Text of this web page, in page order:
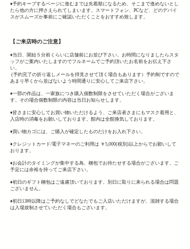
♦︎予約キープするページに進むまでは先着順になるため、そこまで進めないとし
たら他の方に押さえられてしまいます。スマートフォン、PCなど、どのデバイ
スがスムーズか事前にご確認いただくことをおすすめ致します。
【ご来店時のご注意】
♦︎当日、開始５分前くらいに店舗前にお並び下さい。お時間になりましたらスタ
ッフがご案内いたしますのでフルネームでご予約頂いたお名前をお伝え下さ
い。
(予約完了の折り返しメールを拝見させて頂く場合もあります）予約制ですので
あまり早くから並ばないよう時間通りに安心してご来店下さい。
♦︎一部の作品は、一家族につき購入個数制限をさせていただく場合がございま
す。その場合個数制限の内容は当日お知らせします。
♦︎皆さまに安心してお買い物いただけるよう、ご来店者さまにもマスク着用と、
入店時の消毒をお願いしております。館内は全館換気しております。
♦︎買い物カゴには、ご購入が確定したものだけをお入れ下さい。
♦︎クレジットカード/電子マネーのご利用は ￥5,000(税別)以上からでお願いして
おります。
♦︎お会計のタイミングが集中する為、梱包でお待たせする場合がございます。ご
予定には余裕を持ってご来店下さい。
♦︎初日のギフト梱包はご遠慮頂いております。別日に取りに来られる場合は問題
ございません。
♦︎初日13時以降はご予約なしでどなたでもご入店いただけますが、混雑する場合
は入場規制させていただく場合もございます。